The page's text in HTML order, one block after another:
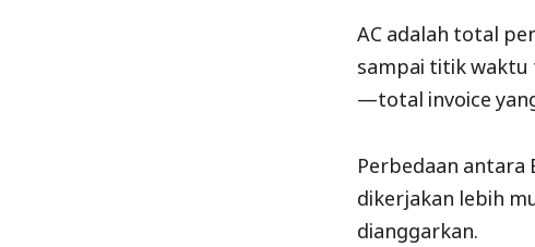
AC adalah total
sampai titik waktu
—total invoice
Perbedaan antara
dikerjakan lebih
dianggarkan.